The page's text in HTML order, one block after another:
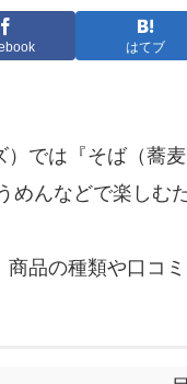
はてブ
）では『そば（蕎
めんなどで楽しむ
商品の種類や口コ